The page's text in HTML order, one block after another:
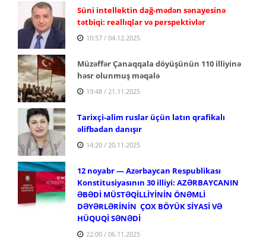
Süni intellektin dağ-mədən sənayesinə
tətbiqi: reallıqlar və perspektivlər
10:57 / 04.12.2025
Müzəffər Çanaqqala döyüşünün 110 illiyinə
həsr olunmuş məqalə
19:48 / 21.11.2025
Tarixçi-alim ruslar üçün latın qrafikalı
əlifbadan danışır
14:20 / 20.11.2025
12 noyabr — Azərbaycan Respublikası
Konstitusiyasının 30 illiyi: AZƏRBAYCANIN
ƏBƏDİ MÜSTƏQİLLİYİNİN ÖNƏMLİ
DƏYƏRLƏRİNİN ÇOX BÖYÜK SİYASİ VƏ
HÜQUQİ SƏNƏDİ
22:00 / 06.11.2025